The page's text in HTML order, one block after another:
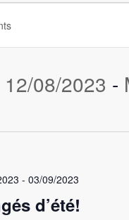
12/08/2023 -
d’été!
- 03/09/2023